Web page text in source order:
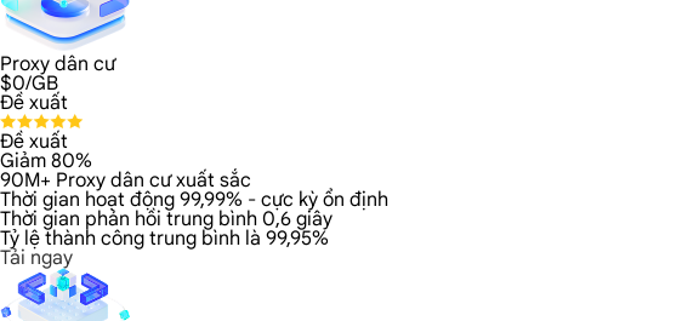
Proxy dân cư
$0/GB
Đề xuất
Đề xuất
Giảm 80%
90M+ Proxy dân cư xuất sắc
Thời gian hoạt động 99,99% - cực kỳ ổn định
Thời gian phản hồi trung bình 0,6 giây
Tỷ lệ thành công trung bình là 99,95%
Tải ngay